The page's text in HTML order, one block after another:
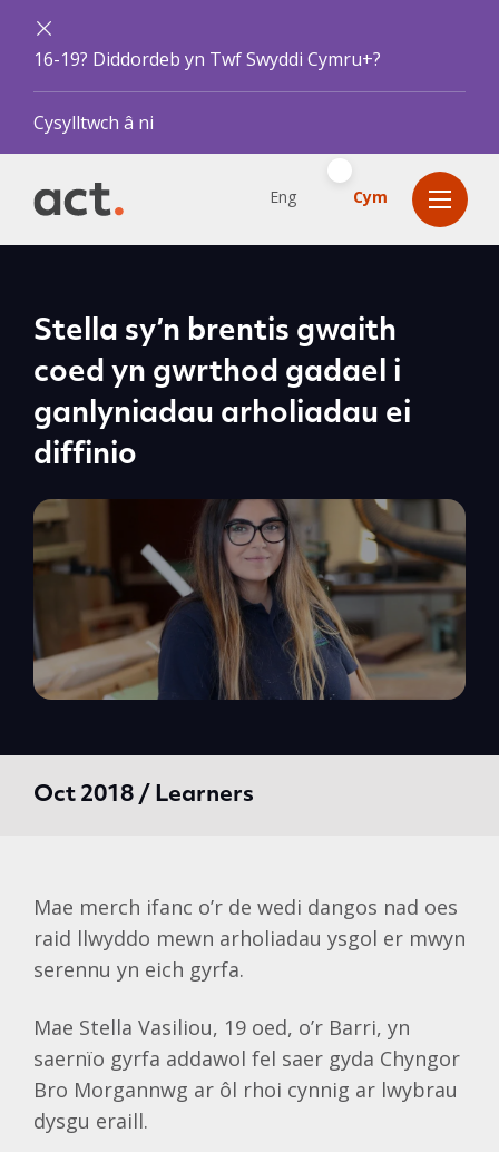
16-19? Diddordeb yn Twf Swyddi Cymru+?
Cysylltwch â ni
Eng Cym
Stella sy’n brentis gwaith
coed yn gwrthod gadael i
ganlyniadau arholiadau ei
diffinio
Oct 2018 / Learners
Mae merch ifanc o’r de wedi dangos nad oes
raid llwyddo mewn arholiadau ysgol er mwyn
serennu yn eich gyrfa.
Mae Stella Vasiliou, 19 oed, o’r Barri, yn
saernïo gyrfa addawol fel saer gyda Chyngor
Bro Morgannwg ar ôl rhoi cynnig ar lwybrau
dysgu eraill.